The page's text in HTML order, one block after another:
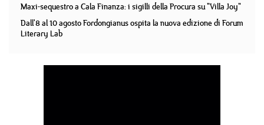
Maxi-sequestro a Cala Finanza: i sigilli della Procura su "Villa Joy"
Dall'8 al 10 agosto Fordongianus ospita la nuova edizione di Forum
Literary Lab